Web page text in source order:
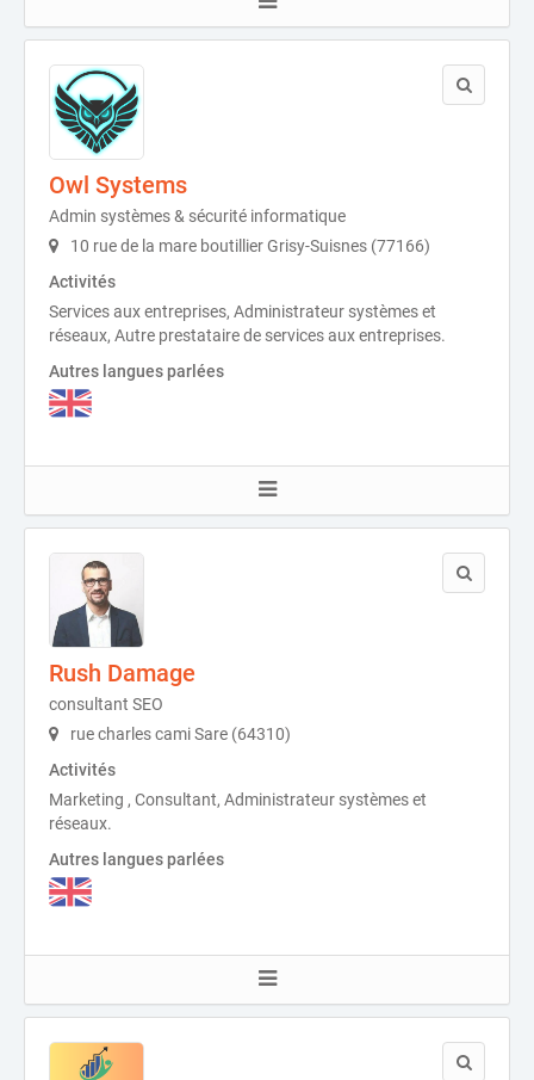
Owl Systems
Admin systèmes & sécurité informatique
10 rue de la mare boutillier Grisy-Suisnes (77166)
Activités
Services aux entreprises, Administrateur systèmes et
réseaux, Autre prestataire de services aux entreprises.
Autres langues parlées
Rush Damage
consultant SEO
rue charles cami Sare (64310)
Activités
Marketing , Consultant, Administrateur systèmes et
réseaux.
Autres langues parlées